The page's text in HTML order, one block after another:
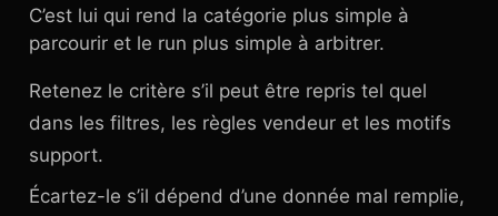
C’est lui qui rend la catégorie plus simple à
parcourir et le run plus simple à arbitrer.
Retenez le critère s’il peut être repris tel quel
dans les filtres, les règles vendeur et les motifs
support.
Écartez-le s’il dépend d’une donnée mal remplie,